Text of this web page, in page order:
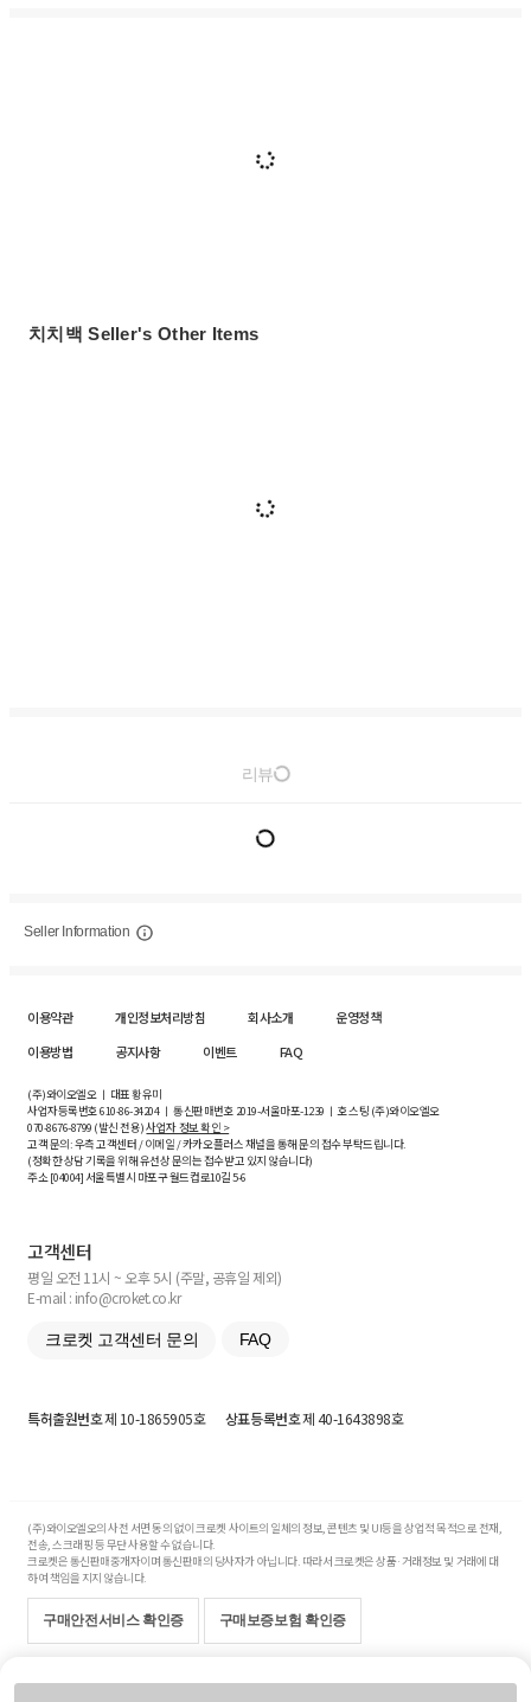
치치백 Seller's Other Items
리뷰
Seller Information
이용약관 개인정보처리방침 회사소개
운영정책
이용방법
공지사항 이벤트 FAQ
(주)와이오엘오 ㅣ 대표 황유미
사업자등록번호610-86-34204ㅣ 통신판매번호 2019-서울마포-1239 ㅣ 호스팅 (주)와이오엘오
070-8676-8799 (발신 전용)사업자 정보 확인 >
고객 문의: 우측 고객센터 / 이메일 / 카카오플러스 채널을 통해 문의 접수 부탁드립니다.
(정확한 상담 기록을 위해 유선상 문의는 접수받고 있지 않습니다)
주소 [04004] 서울특별시 마포구 월드컵로10길5-6
고객센터
평일 오전 11시 ~ 오후 5시 (주말, 공휴일 제외)
E-mail : info@croket.co.kr
크로켓 고객센터 문의 FAQ
특허출원번호제 10-1865905호 상표등록번호제 40-1643898호
(주)와이오엘오의 사전 서면 동의 없이 크로켓 사이트의 일체의 정보, 콘텐츠 및 UI등을 상업적 목적으로 전재,
전송, 스크래핑 등 무단 사용할 수 없습니다.
크로켓은 통신판매중개자이며 통신판매의 당사자가 아닙니다. 따라서 크로켓은 상품·거래정보 및 거래에 대
하여 책임을 지지 않습니다.
구매안전서비스 확인증 구매보증보험 확인증